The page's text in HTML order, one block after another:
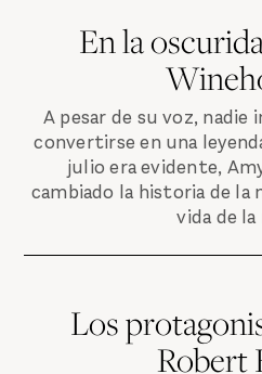
En la
A pesar de su voz, nadie
convertirse en una
julio era evidente,
cambiado la historia de la
vida de la
Los
Robert